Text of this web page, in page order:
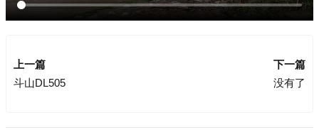
上一篇
斗山DL505
下一篇
没有了